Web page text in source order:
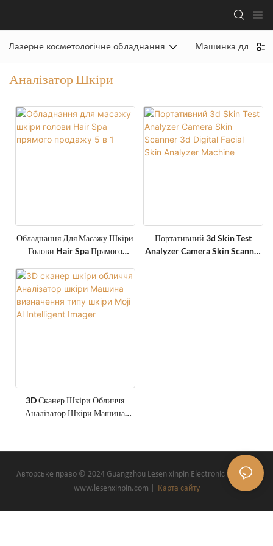
Лазерне косметологічне обладнання Машинка для
Аналізатор Шкіри
Обладнання Для Масажу Шкіри
Голови Hair Spa Прямого
Портативний 3d Skin Test
Analyzer Camera Skin Scanner
3D Сканер Шкіри Обличчя
Аналізатор Шкіри Машина
Авторське право © 2024 Guangzhou Lesen xinpin Electronic Co., Ltd.-
www.lesenxinpin.com |
Карта сайту